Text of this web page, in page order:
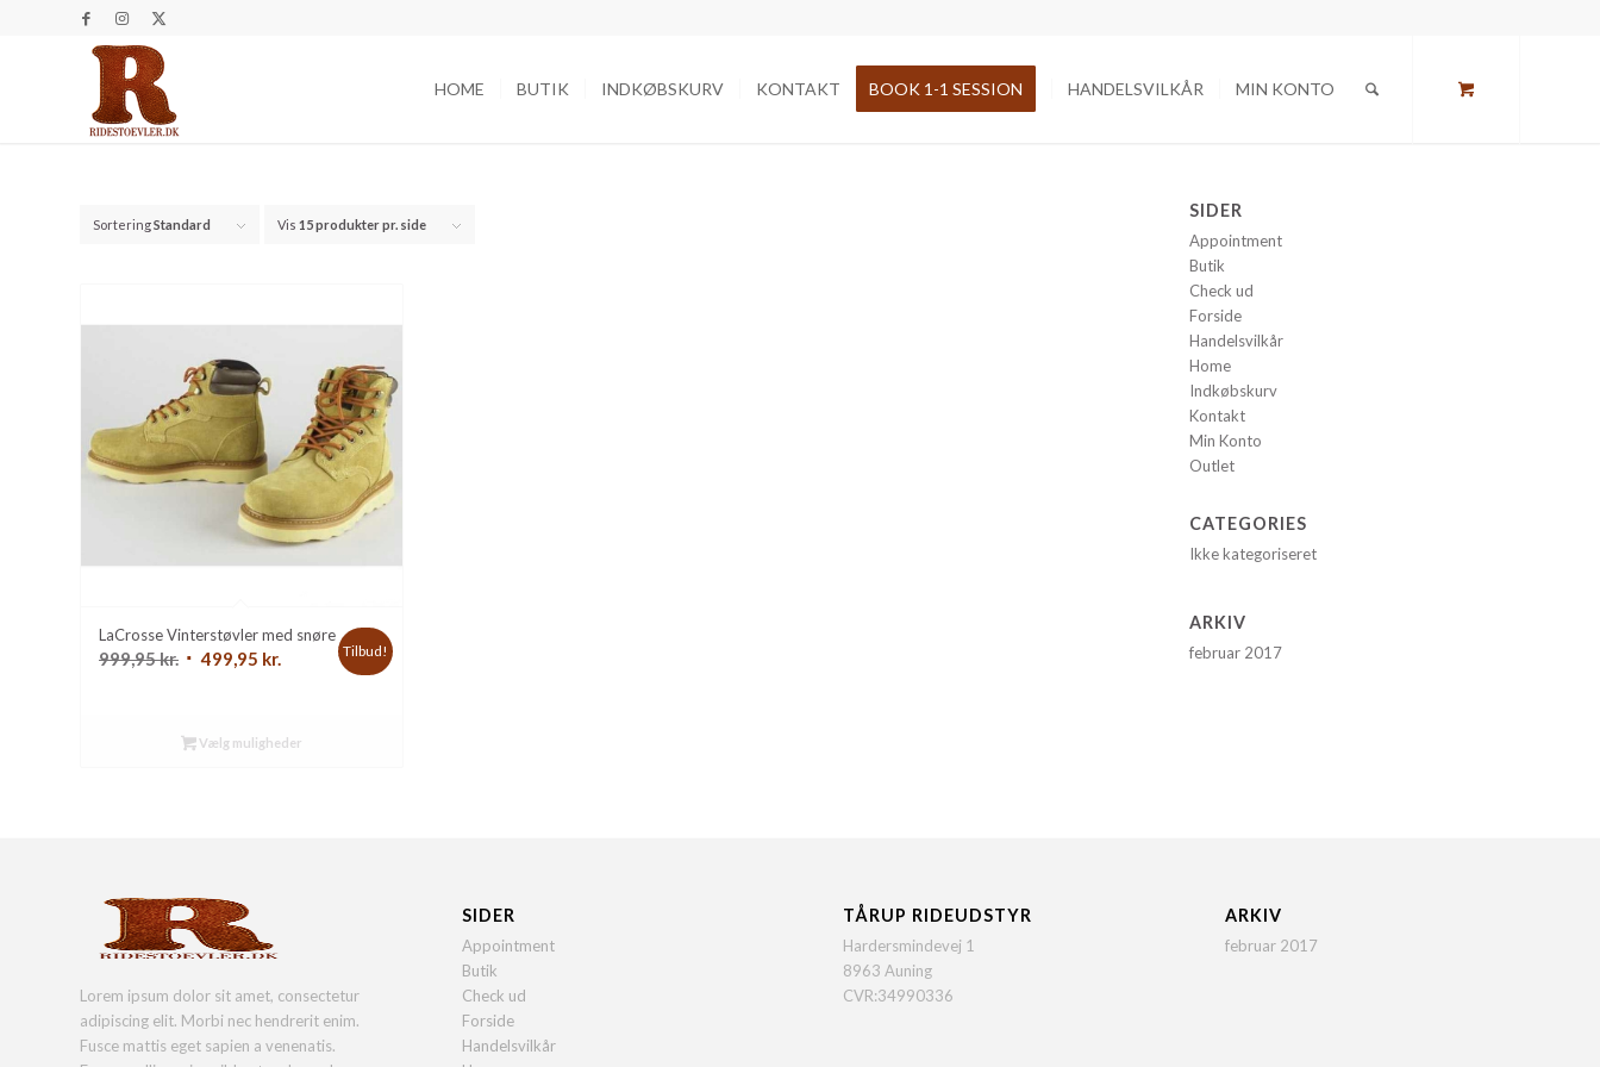
HOME BUTIK INDKØBSKURV KONTAKT BOOK 1-1 SESSION HANDELSVILKÅR MIN KONTO
SorteringStandard Vis 15 produkter pr. side
LaCrosse Vinterstøvler med snøre
999,95kr. Den
var:
499,95 kr.
er:
Tilbud!
Vælg muligheder
SIDER
Appointment
Butik
Check ud
Forside
Handelsvilkår
Home
Indkøbskurv
Kontakt
Min Konto
Outlet
CATEGORIES
Ikke kategoriseret
ARKIV
februar 2017
Lorem ipsum dolor sit amet, consectetur
adipiscing elit. Morbi nec hendrerit enim.
Fusce mattis eget sapien a venenatis.
SIDER
Appointment
Butik
Check ud
Forside
Handelsvilkår
TÅRUP RIDEUDSTYR
Hardersmindevej 1
8963 Auning
CVR:34990336
ARKIV
februar 2017